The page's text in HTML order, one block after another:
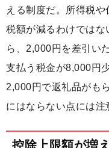
える制度だ。所得税
税額が減るわけではな
ら、2,000円を差引い
支払う税金が8,000円
2,000円で返礼品がも
にはならない点には注
控除上限額が増